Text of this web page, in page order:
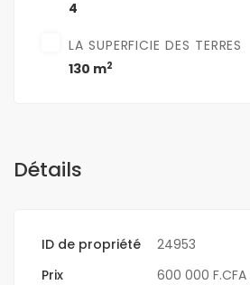
4
LA SUPERFICIE DES TERRES
130 m2
Détails
ID de propriété
24953
Prix
600 000 F.CFA